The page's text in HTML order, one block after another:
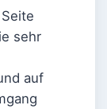
sehr
auf